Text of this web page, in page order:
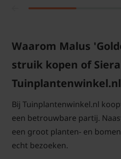
aangroeigarantie!
Waarom Malus
struik kopen of
Tuinplantenwinkel.nl
Bij Tuinplantenwinkel.nl
een betrouwbare partij.
een groot planten- en
echt bezoeken.